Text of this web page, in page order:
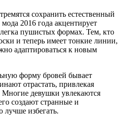
сохранить естественный
2016 года акцентирует
пушистых формах. Тем, кто
и теперь имеет тонкие линии,
адаптироваться к новым
форму бровей бывает
отрастать, привлекая
девушки увлекаются
создают странные и
лучше избегать.